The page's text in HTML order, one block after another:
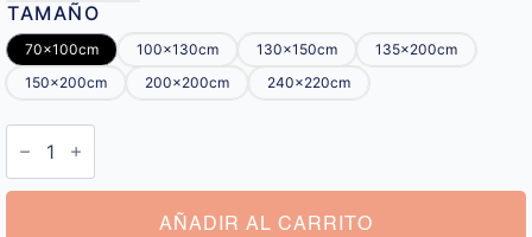
TAMAÑO
70x100cm 100x130cm 130x150cm
135x200cm
150x200cm
200x200cm 240x220cm
Manta
Personalizada
Fotos
de
AÑADIR AL CARRITO